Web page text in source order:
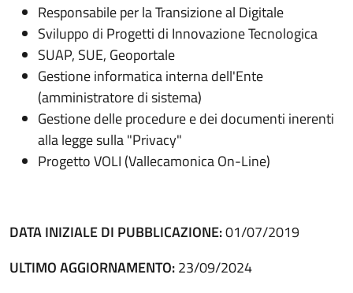
Responsabile per la Transizione al Digitale
Sviluppo di Progetti di Innovazione Tecnologica
SUAP, SUE, Geoportale
Gestione informatica interna dell'Ente
(amministratore di sistema)
Gestione delle procedure e dei documenti inerenti
alla legge sulla "Privacy"
Progetto VOLI (Vallecamonica On-Line)
DATA INIZIALE DI PUBBLICAZIONE:01/07/2019
ULTIMO AGGIORNAMENTO:23/09/2024